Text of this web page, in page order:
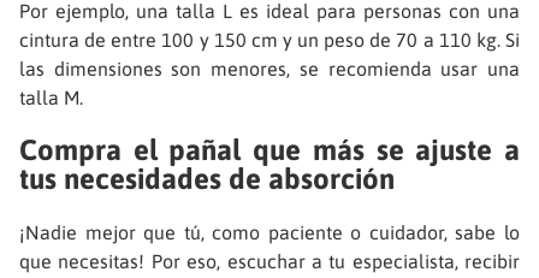
Por ejemplo, una talla L es ideal para personas con una
cintura de entre 100 y 150 cm y un peso de 70 a 110 kg. Si
las dimensiones son menores, se recomienda usar una
talla M.
Compra el pañal que más se ajuste a
tus necesidades de absorción
¡Nadie mejor que tú, como paciente o cuidador, sabe lo
que necesitas! Por eso, escuchar a tu especialista, recibir